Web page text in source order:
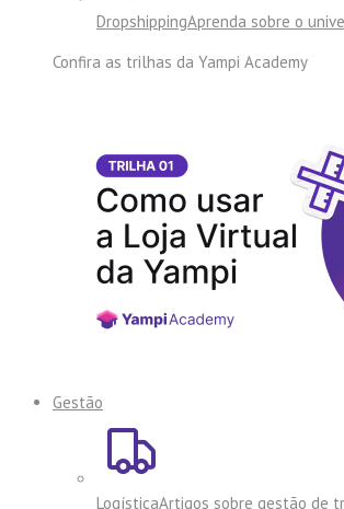
DropshippingAprenda sobre o
Confira as trilhas da Yampi Academy
Gestão
LogísticaArtigos sobre gestão de